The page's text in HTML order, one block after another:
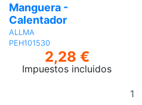
Manguera -
Calentador
ALLMA
PEH101530
2,28 €
Impuestos incluidos